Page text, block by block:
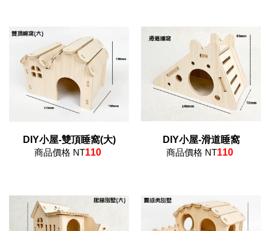
DIY小屋-雙頂睡窩(大)
商品價格 NT110
DIY小屋-滑道睡窩
商品價格 NT110